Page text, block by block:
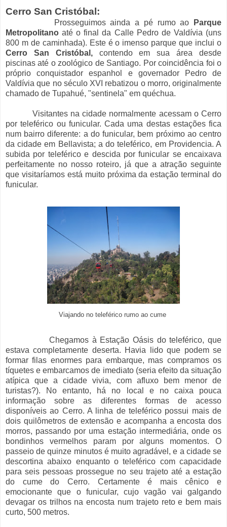
Cerro San Cristóbal:
Prosseguimos ainda a pé rumo ao
Parque
Metropolitano até o final da Calle Pedro de Valdívia (uns
800 m de caminhada). Este é o imenso parque que inclui o
Cerro San Cristóbal, contendo em sua área desde
piscinas até o zoológico de Santiago. Por coincidência foi o
próprio conquistador espanhol e governador Pedro de
Valdívia que no século XVI rebatizou o morro, originalmente
chamado de Tupahué, "sentinela" em quéchua.
Visitantes na cidade normalmente acessam o Cerro
por teleférico ou funicular. Cada uma destas estações fica
num bairro diferente: a do funicular, bem próximo ao centro
da cidade em Bellavista; a do teleférico, em Providencia. A
subida por teleférico e descida por funicular se encaixava
perfeitamente no nosso roteiro, já que a atração seguinte
que visitaríamos está muito próxima da estação terminal do
funicular.
Viajando no teleférico rumo ao cume
Chegamos à Estação Oásis do teleférico, que
estava completamente deserta. Havia lido que podem se
formar filas enormes para embarque, mas compramos os
tíquetes e embarcamos de imediato (seria efeito da situação
atípica que a cidade vivia, com afluxo bem menor de
turistas?). No entanto, há no local e no caixa pouca
informação sobre as diferentes formas de acesso
disponíveis ao Cerro. A linha de teleférico possui mais de
dois quilômetros de extensão e acompanha a encosta dos
morros, passando por uma estação intermediária, onde os
bondinhos vermelhos param por alguns momentos. O
passeio de quinze minutos é muito agradável, e a cidade se
descortina abaixo enquanto o teleférico com capacidade
para seis pessoas prossegue no seu trajeto até a estação
do cume do Cerro. Certamente é mais cênico e
emocionante que o funicular, cujo vagão vai galgando
devagar os trilhos na encosta num trajeto reto e bem mais
curto, 500 metros.